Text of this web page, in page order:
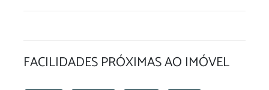
FACILIDADES PRÓXIMAS AO IMÓVEL